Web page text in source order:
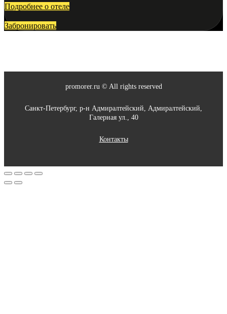
Подробнее о отеле
Забронировать
promorer.ru © All rights reserved
Санкт-Петербург, р-н Адмиралтейский, Адмиралтейский,
Галерная ул., 40
Контакты